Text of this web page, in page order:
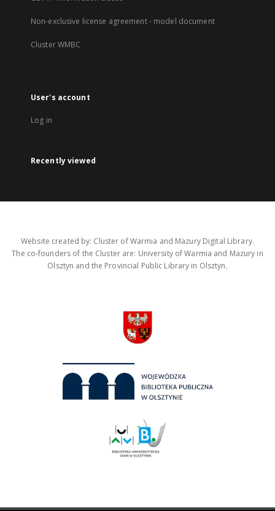
Non-exclusive license agreement - model document
Cluster WMBC
User's account
Log in
Recently viewed
Website created by: Cluster of Warmia and Mazury Digital Library.
The co-founders of the Cluster are: University of Warmia and Mazury in
Olsztyn and the Provincial Public Library in Olsztyn.